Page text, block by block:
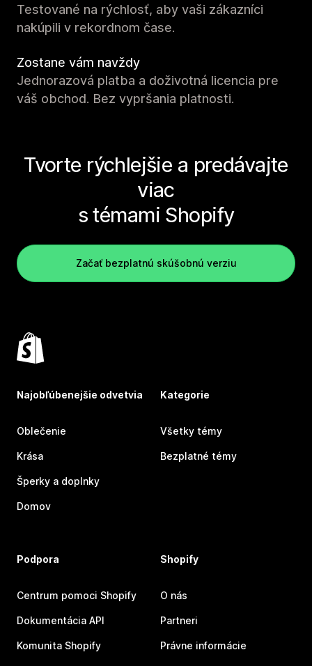
Testované na rýchlosť, aby vaši zákazníci
nakúpili v rekordnom čase.
Zostane vám navždy
Jednorazová platba a doživotná licencia pre
váš obchod. Bez vypršania platnosti.
Tvorte rýchlejšie a predávajte
viac
s témami Shopify
Začať bezplatnú skúšobnú verziu
Najobľúbenejšie odvetvia
Oblečenie
Krása
Šperky a doplnky
Domov
Kategorie
Všetky témy
Bezplatné témy
Podpora
Centrum pomoci Shopify
Dokumentácia API
Komunita Shopify
Shopify
O nás
Partneri
Právne informácie